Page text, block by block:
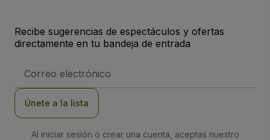
Recibe sugerencias de espectáculos y ofertas
directamente en tu bandeja de entrada
de
Únete a la lista
Al iniciar sesión o crear una cuenta, aceptas nuestro